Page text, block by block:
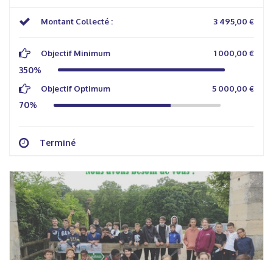
Montant Collecté : 3 495,00 €
Objectif Minimum 1 000,00 €
350%
Objectif Optimum 5 000,00 €
70%
Terminé